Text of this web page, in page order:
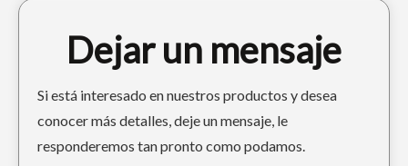
Cuchara de servicio pesado negra OEM para excavadora LiuGong 922
Dejar un mensaje
Si está interesado en nuestros productos y desea
conocer más detalles, deje un mensaje, le
responderemos tan pronto como podamos.